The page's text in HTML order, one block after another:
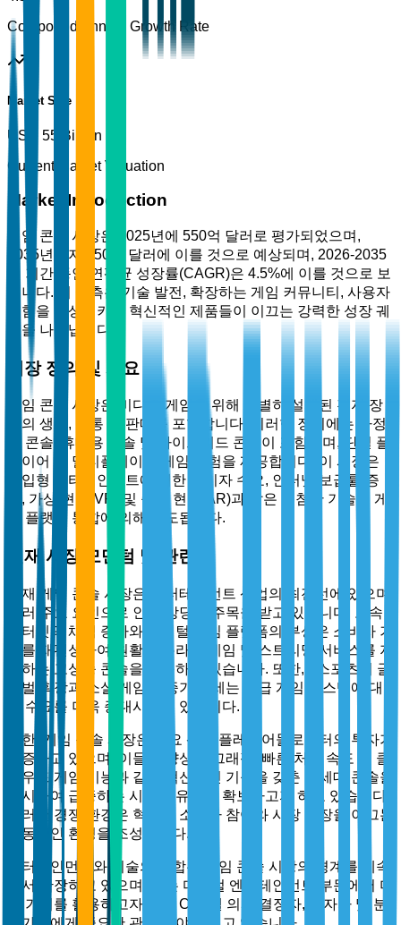
Compound Annual Growth Rate
Market Size
USD 55 Billion
Current Market Valuation
Market Introduction
게임 콘솔 시장은 2025년에 550억 달러로 평가되었으며,
2035년까지 850억 달러에 이를 것으로 예상되며, 2026-2035
년 기간 동안 연평균 성장률(CAGR)은 4.5%에 이를 것으로 보
입니다. 이 예측은 기술 발전, 확장하는 게임 커뮤니티, 사용자
경험을 향상시키는 혁신적인 제품들이 이끄는 강력한 성장 궤
적을 나타냅니다.
시장 정의 및 개요
게임 콘솔 시장은 비디오 게임을 위해 특별히 설계된 전자 장
치의 생산, 유통 및 판매를 포함합니다. 이러한 장치에는 가정
용 콘솔, 휴대용 콘솔 및 하이브리드 콘솔이 포함되며, 단일 플
레이어 및 멀티플레이어 게임 경험을 제공합니다. 이 시장은
몰입형 엔터테인먼트에 대한 소비자 수요, 인터넷 보급률 증
가, 가상 현실(VR) 및 증강 현실(AR)과 같은 최첨단 기술의 게
임 플랫폼 통합에 의해 주도됩니다.
현재 시장 모멘텀 및 관련성
현재 게임 콘솔 시장은 엔터테인먼트 산업의 최전선에 있으며,
여러 주요 요인으로 인해 상당한 주목을 받고 있습니다. 고속
인터넷의 채택 증가와 디지털 게임 플랫폼의 부상은 소비자 기
대를 재편성하여 원활한 온라인 게임 및 스트리밍 서비스를 지
원하는 고성능 콘솔을 요구하고 있습니다. 또한, e스포츠의 글
로벌 확장과 소셜 게임의 증가 추세는 고급 게임 시스템에 대
한 수요를 더욱 증대시키고 있습니다.
또한, 게임 콘솔 시장은 주요 산업 플레이어들로부터의 투자가
급증하고 있으며, 이들은 향상된 그래픽, 빠른 처리 속도 및 클
라우드 게임 기능과 같은 혁신적인 기능을 갖춘 차세대 콘솔을
출시하여 급증하는 시장 점유율을 확보하고자 하고 있습니다.
이러한 경쟁 환경은 혁신이 소비자 참여와 시장 확장을 이끄는
역동적인 환경을 조성합니다.
엔터테인먼트와 기술의 융합은 게임 콘솔 시장의 경계를 계속
해서 확장하고 있으며, 이는 디지털 엔터테인먼트 부문에서 미
래 기회를 활용하고자 하는 C-레벨 의사 결정자, 투자자 및 분